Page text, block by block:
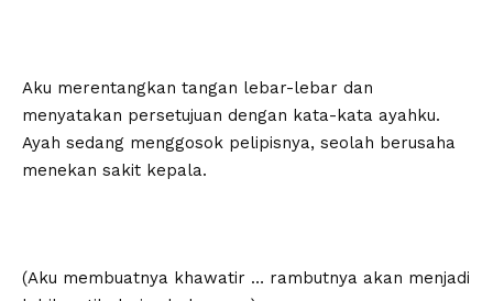
Aku merentangkan tangan lebar-lebar dan
menyatakan persetujuan dengan kata-kata ayahku.
Ayah sedang menggosok pelipisnya, seolah berusaha
menekan sakit kepala.
(Aku membuatnya khawatir … rambutnya akan menjadi